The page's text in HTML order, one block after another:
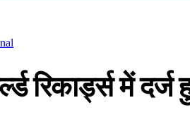
रिकार्ड्स में